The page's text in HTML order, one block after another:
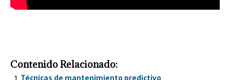
Contenido Relacionado: